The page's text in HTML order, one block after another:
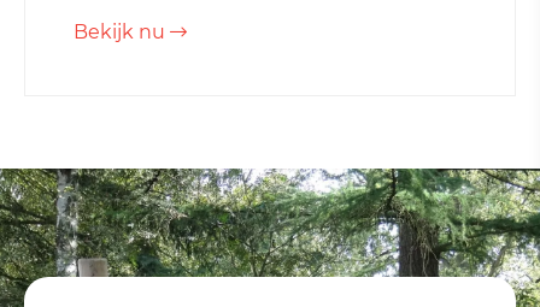
Bekijk nu